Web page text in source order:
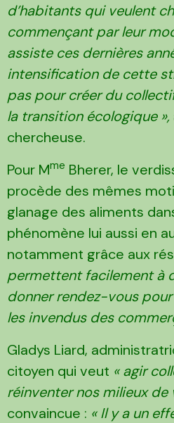
d’habitants qui veulent
commençant par leur
assiste ces dernières
intensification de cette
pas pour créer du
la transition écologique »,
chercheuse.
Pour Mme Bherer, le
procède des mêmes
glanage des aliments
phénomène lui aussi en
notamment grâce aux
permettent facilement à
donner rendez-vous
les invendus des
Gladys Liard,
citoyen qui veut « agir
réinventer nos milieux de
convaincue : « Il y a un